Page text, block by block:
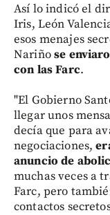
Así lo indicó el
Iris, León
esos menajes
Nariñose
con las Farc.
"El Gobierno
llegar unos
decía que para
negociaciones,
anuncio de
muchas veces a
Farc, pero
contactos